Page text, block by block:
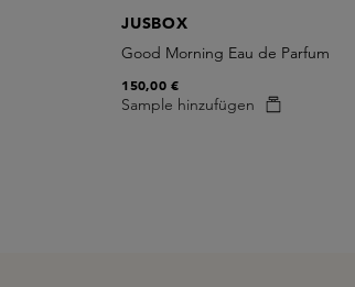
JUSBOX
Good Morning Eau de Parfum
Sample hinzufügen
150,00 €